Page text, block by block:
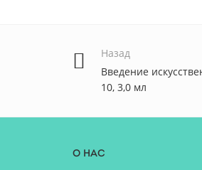
Назад
Введение
10, 3,0 мл
О нас